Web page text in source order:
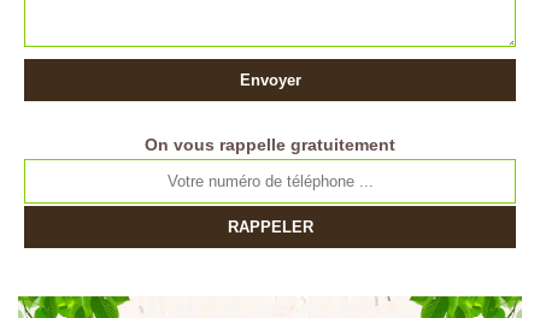
On vous rappelle gratuitement